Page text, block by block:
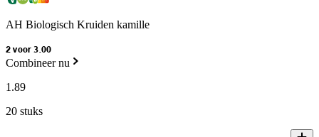
AH Biologisch Kruiden kamille
2 voor 3.00
Combineer nu
1 .89
20 stuks